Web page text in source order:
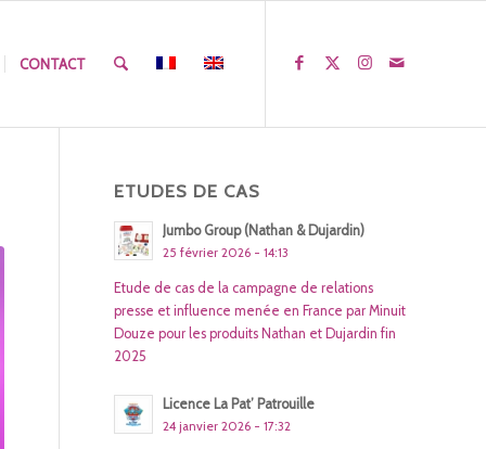
CONTACT
ETUDES DE CAS
Jumbo Group (Nathan & Dujardin)
25 février 2026 - 14:13
Etude de cas de la campagne de relations
presse et influence menée en France par Minuit
Douze pour les produits Nathan et Dujardin fin
2025
Licence La Pat’ Patrouille
24 janvier 2026 - 17:32